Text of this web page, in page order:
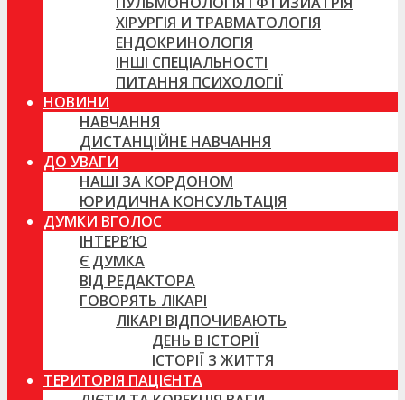
ХІРУРГІЯ И ТРАВМАТОЛОГІЯ
ЕНДОКРИНОЛОГІЯ
ІНШІ СПЕЦІАЛЬНОСТІ
ПИТАННЯ ПСИХОЛОГІЇ
НОВИНИ
НАВЧАННЯ
ДИСТАНЦІЙНЕ НАВЧАННЯ
ДО УВАГИ
НАШІ ЗА КОРДОНОМ
ЮРИДИЧНА КОНСУЛЬТАЦІЯ
ДУМКИ ВГОЛОС
ІНТЕРВ’Ю
Є ДУМКА
ВІД РЕДАКТОРА
ГОВОРЯТЬ ЛІКАРІ
ЛІКАРІ ВІДПОЧИВАЮТЬ
ДЕНЬ В ІСТОРІЇ
ІСТОРІЇ З ЖИТТЯ
ТЕРИТОРІЯ ПАЦІЄНТА